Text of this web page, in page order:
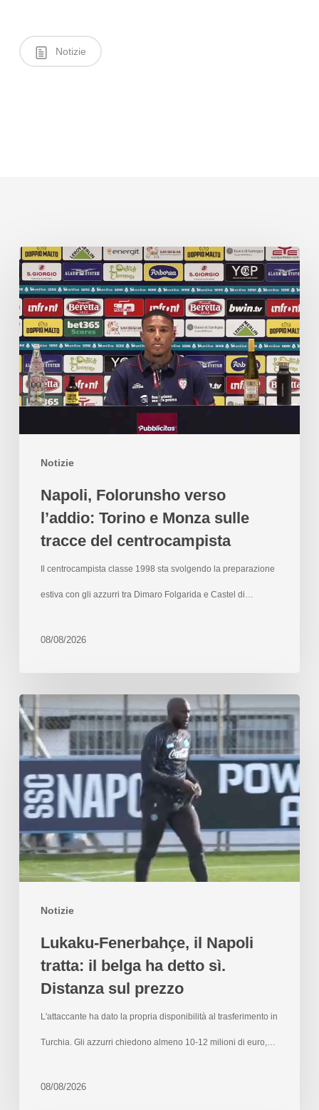
Notizie
Notizie
Napoli, Folorunsho verso
l’addio: Torino e Monza sulle
tracce del centrocampista
Il centrocampista classe 1998 sta svolgendo la preparazione
estiva con gli azzurri tra Dimaro Folgarida e Castel di…
08/08/2026
Notizie
Lukaku-Fenerbahçe, il Napoli
tratta: il belga ha detto sì.
Distanza sul prezzo
L'attaccante ha dato la propria disponibilità al trasferimento in
Turchia. Gli azzurri chiedono almeno 10-12 milioni di euro,…
08/08/2026